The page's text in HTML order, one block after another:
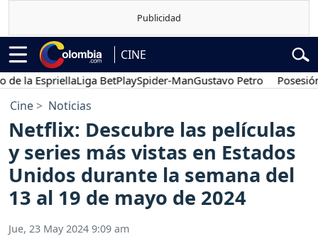
CINE
EspriellaLiga BetPlaySpider-ManGustavo Petro Posesión
Cine Noticias
Netflix: Descubre las películas
y series más vistas en Estados
Unidos durante la semana del
13 al 19 de mayo de 2024
Jue, 23 May 2024 9:09 am